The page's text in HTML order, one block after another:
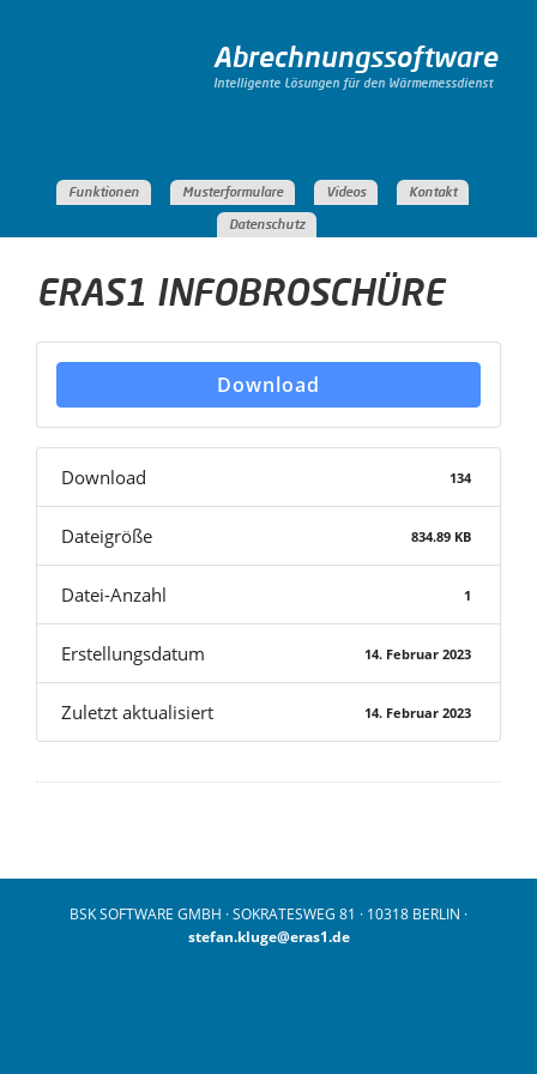
Abrechnungssoftware
Intelligente Lösungen für den Wärmemessdienst
Funktionen Musterformulare Videos Kontakt
Datenschutz
ERAS1 INFOBROSCHÜRE
Download
Download 134
Dateigröße 834.89 KB
Datei-Anzahl 1
Erstellungsdatum 14. Februar 2023
Zuletzt aktualisiert 14. Februar 2023